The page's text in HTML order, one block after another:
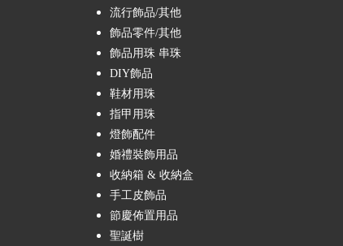
流行飾品/其他
飾品零件/其他
飾品用珠 串珠
DIY飾品
鞋材用珠
指甲用珠
燈飾配件
婚禮裝飾用品
收納箱 & 收納盒
手工皮飾品
節慶佈置用品
聖誕樹